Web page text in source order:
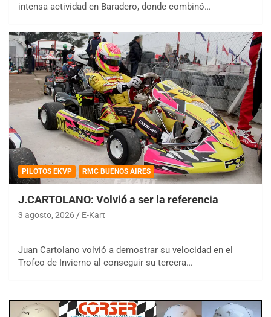
intensa actividad en Baradero, donde combinó…
PILOTOS EKVP RMC BUENOS AIRES
J.CARTOLANO: Volvió a ser la referencia
3 agosto, 2026 E-Kart
Juan Cartolano volvió a demostrar su velocidad en el
Trofeo de Invierno al conseguir su tercera…